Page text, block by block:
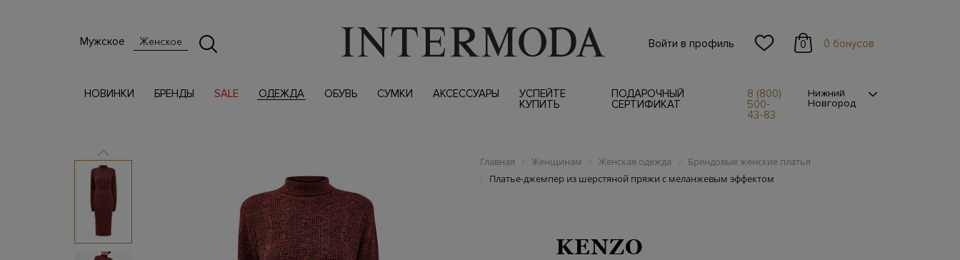
Мужское Женское Войти в профиль 0 0 бонусов
НОВИНКИ БРЕНДЫ SALE ОДЕЖДА ОБУВЬ СУМКИ АКСЕССУАРЫ
УСПЕЙТЕ
КУПИТЬ
ПОДАРОЧНЫЙ
СЕРТИФИКАТ
8 (800)
500-
43-83
Нижний
Новгород
Главная / Женщинам / Женская одежда / Брендовые женские платья
/ Платье-джемпер из шерстяной пряжи с меланжевым эффектом
KENZO